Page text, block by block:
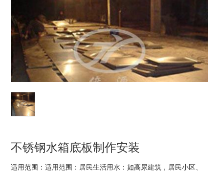
不锈钢水箱底板制作安装
适用范围：适用范围：居民生活用水：如高尿建筑，居民小区、